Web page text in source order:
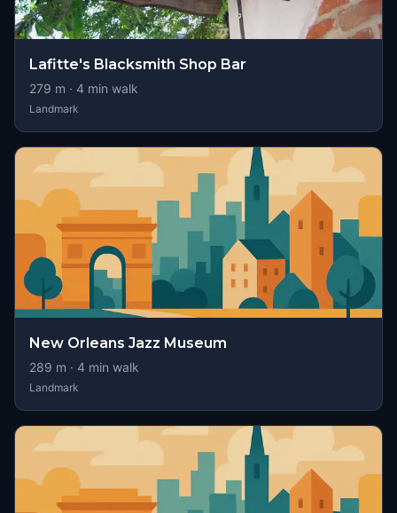
Lafitte's Blacksmith Shop Bar
279 m · 4 min walk
Landmark
New Orleans Jazz Museum
289 m · 4 min walk
Landmark